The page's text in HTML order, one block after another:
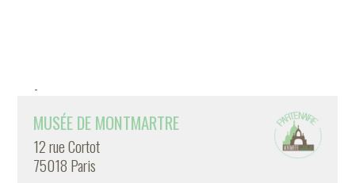
-
MUSÉE DE MONTMARTRE
12 rue Cortot
75018 Paris